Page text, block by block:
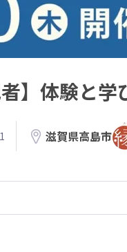
】体験と
滋賀県高島市